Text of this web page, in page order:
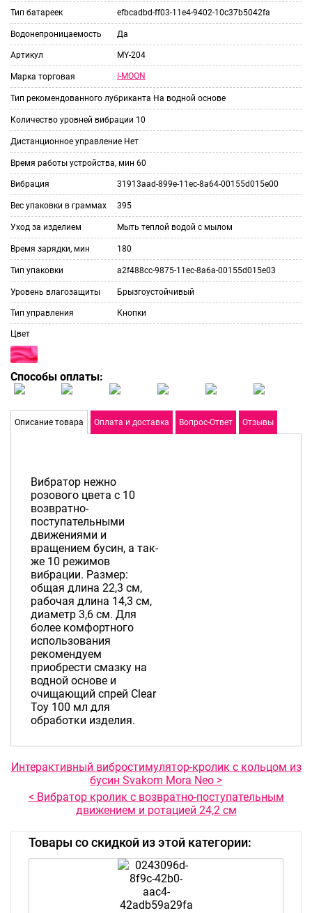
Тип батареек efbcadbd-ff03-11e4-9402-10c37b5042fa
Водонепроницаемость Да
Артикул MY-204
Марка торговая I-MOON
Тип рекомендованного лубриканта На водной основе
Количество уровней вибрации 10
Дистанционное управление Нет
Время работы устройства, мин 60
Вибрация 31913aad-899e-11ec-8a64-00155d015e00
Вес упаковки в граммах 395
Уход за изделием Мыть теплой водой с мылом
Время зарядки, мин 180
Тип упаковки a2f488cc-9875-11ec-8a6a-00155d015e03
Уровень влагозащиты Брызгоустойчивый
Тип управления Кнопки
Цвет
Способы оплаты:
Описание товара Оплата и доставка Вопрос-Ответ Отзывы
Вибратор нежно
розового цвета с 10
возвратно-
поступательными
движениями и
вращением бусин, а так-
же 10 режимов
вибрации. Размер:
общая длина 22,3 см,
рабочая длина 14,3 см,
диаметр 3,6 см. Для
более комфортного
использования
рекомендуем
приобрести смазку на
водной основе и
очищающий спрей Clear
Toy 100 мл для
обработки изделия.
Интерактивный вибростимулятор-кролик с кольцом из
бусин Svakom Mora Neo >
< Вибратор кролик с возвратно-поступательным
движением и ротацией 24,2 см
Товары со скидкой из этой категории: